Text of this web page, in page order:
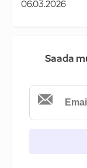
06.03.2026
Saada